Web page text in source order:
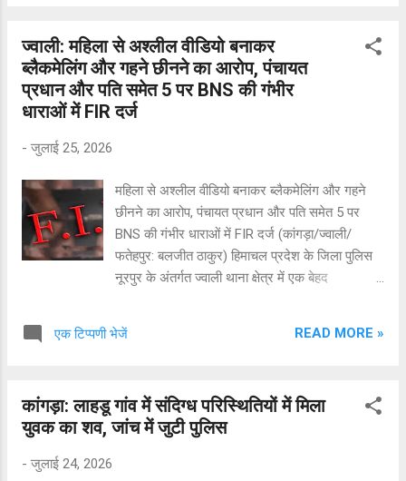
की शिकायत दर्ज करवाई थी। मोटरसाइकिल नागनी माता
मंदिर परिसर से चोरी हुई थी। सीसीटीवी और तकनीकी
साक्ष्यों से मिली कामयाबी शिकायत दर्ज होते ही नूरपुर पुलिस
ने मामले को गंभीरता से लेते हुए जांच शुरू की। पुलिस टीम
मानवीय खुफिया जानकारी के आधार पर पुलिस ने संदिग्धों
की पहचान की और उन्हें गिरफ्तार कर लिया। गिरफ्तार
आरोपियों की पहचान: मलकीत सिंह (25 वर्ष), पुत्र निर्मल
सिंह, निवासी वासा वजीरा...
ज्वाली: महिला से अश्लील वीडियो बनाकर
ब्लैकमेलिंग और गहने छीनने का आरोप, पंचायत
प्रधान और पति समेत 5 पर BNS की गंभीर
धाराओं में FIR दर्ज
- जुलाई 25, 2026
महिला से अश्लील वीडियो बनाकर ब्लैकमेलिंग और गहने
छीनने का आरोप, पंचायत प्रधान और पति समेत 5 पर
BNS की गंभीर धाराओं में FIR दर्ज (कांगड़ा/ज्वाली/
फतेहपुर: बलजीत ठाकुर) हिमाचल प्रदेश के जिला पुलिस
नूरपुर के अंतर्गत ज्वाली थाना क्षेत्र में एक बेहद
जबरन गहने छीनने और जान से मारने की धमकियां देने के
गई है। ​घर में घुसकर वीडियो बनाई और गहने छीने ​पीड़ित
महिला द्वारा पुलिस को दी गई शिकायत के अनुसार, 'राजा
एक टिप्पणी भेजें READ MORE »
कांगड़ा: लाहडू गांव में संदिग्ध परिस्थितियों में मिला
युवक का शव, जांच में जुटी पुलिस
- जुलाई 24, 2026